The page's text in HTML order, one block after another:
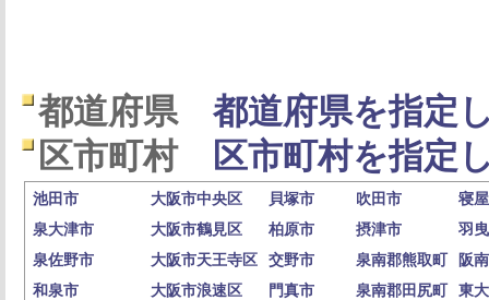
都道府県
都道府県を指定
区市町村
区市町村を指定
池田市 大阪市中央区 貝塚市 吹田市
寝
泉大津市
大阪市鶴見区 柏原市 摂津市
羽
泉佐野市
大阪市天王寺区 交野市 泉南郡熊取町
阪
和泉市
大阪市浪速区 門真市 泉南郡田尻町
東